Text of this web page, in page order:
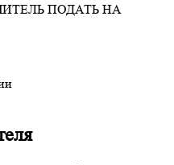
ПОДАТЬ НА